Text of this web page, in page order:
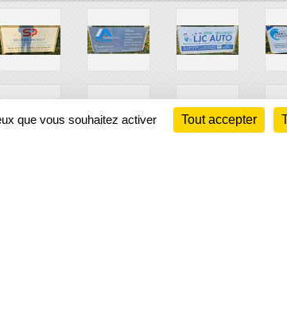
que vous souhaitez activer Tout accepter